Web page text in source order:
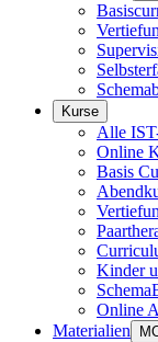
Kurse
Alle
Online
Basis
Kinder
Online
Materialien